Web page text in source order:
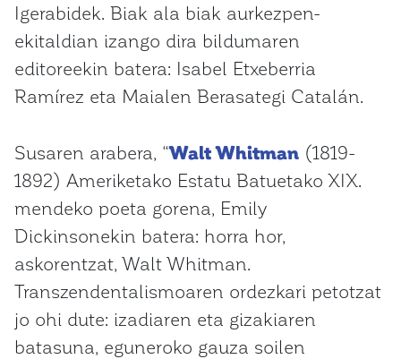
Igerabidek. Biak ala biak aurkezpen-
ekitaldian izango dira bildumaren
editoreekin batera: Isabel Etxeberria
Ramírez eta Maialen Berasategi Catalán.
Susaren arabera, “Walt Whitman (1819-
1892) Ameriketako Estatu Batuetako XIX.
mendeko poeta gorena, Emily
Dickinsonekin batera: horra hor,
askorentzat, Walt Whitman.
Transzendentalismoaren ordezkari petotzat
jo ohi dute: izadiaren eta gizakiaren
batasuna, eguneroko gauza soilen